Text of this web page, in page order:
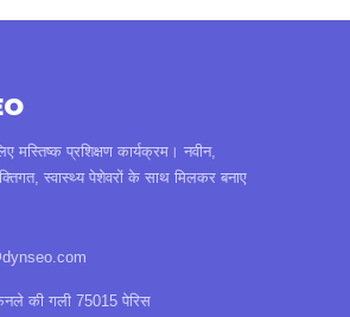
मस्तिष्क प्रशिक्षण कार्यक्रम। नवीन,
स्वास्थ्य पेशेवरों के साथ मिलकर बनाए
की गली 75015 पेरिस